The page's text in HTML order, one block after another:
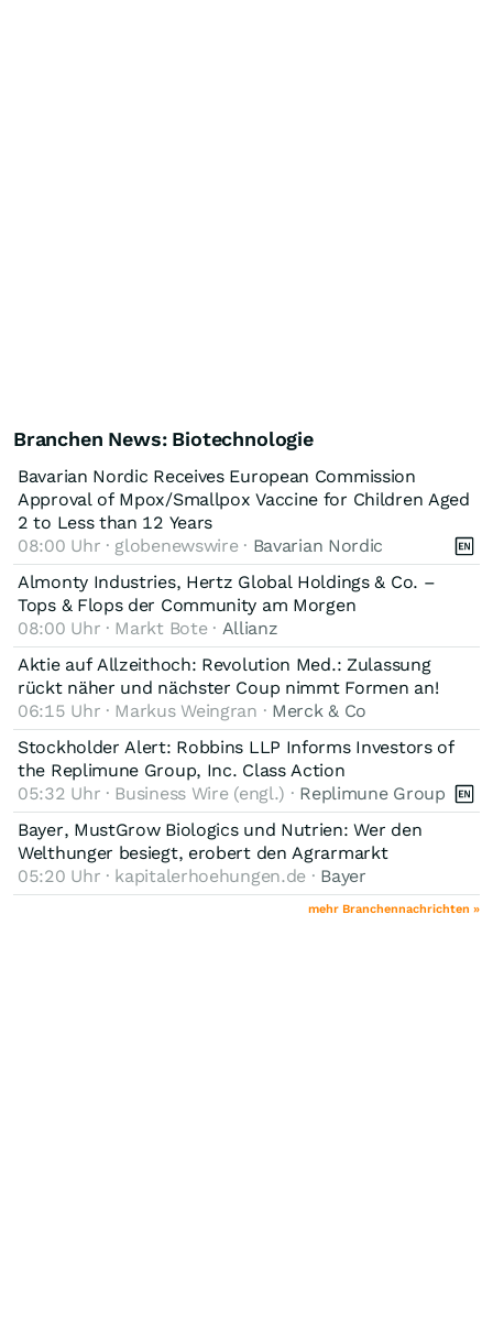
Branchen News: Biotechnologie
Bavarian Nordic Receives European Commission
Approval of Mpox/Smallpox Vaccine for Children Aged
2 to Less than 12 Years
08:00 Uhr · globenewswire · Bavarian Nordic
Almonty Industries, Hertz Global Holdings & Co. –
Tops & Flops der Community am Morgen
08:00 Uhr · Markt Bote · Allianz
Aktie auf Allzeithoch: Revolution Med.: Zulassung
rückt näher und nächster Coup nimmt Formen an!
06:15 Uhr · Markus Weingran · Merck & Co
Stockholder Alert: Robbins LLP Informs Investors of
the Replimune Group, Inc. Class Action
05:32 Uhr · Business Wire (engl.) · Replimune Group
Bayer, MustGrow Biologics und Nutrien: Wer den
Welthunger besiegt, erobert den Agrarmarkt
05:20 Uhr · kapitalerhoehungen.de · Bayer
mehr Branchennachrichten »